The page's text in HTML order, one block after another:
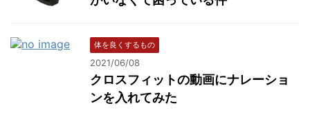
体を良くするもの
2021/06/08
クロスフィットの動画にナレーショ
ンを入れてみた